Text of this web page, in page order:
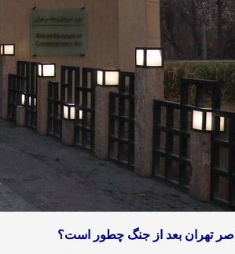
تهران بعد از جنگ چطور است؟